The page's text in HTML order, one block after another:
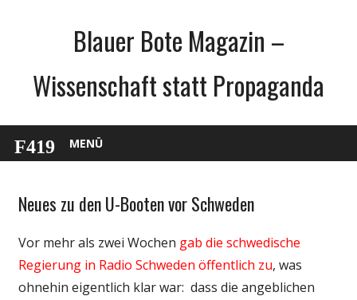
Blauer Bote Magazin –
Wissenschaft statt Propaganda
MENÜ
Gesellschaft
Politik
Wissenschaft
Neues zu den U-Booten vor Schweden
Vor mehr als zwei Wochen gab die schwedische
Regierung in Radio Schweden öffentlich zu, was
ohnehin eigentlich klar war: dass die angeblichen